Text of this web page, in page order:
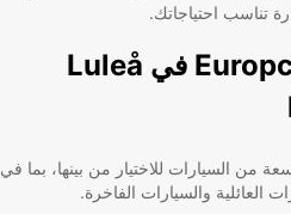
تناسب احتياجاتك.
ما يميز Europcar في Luleå
من السيارات للاختيار من بينها، بما في
العائلية والسيارات الفاخرة.